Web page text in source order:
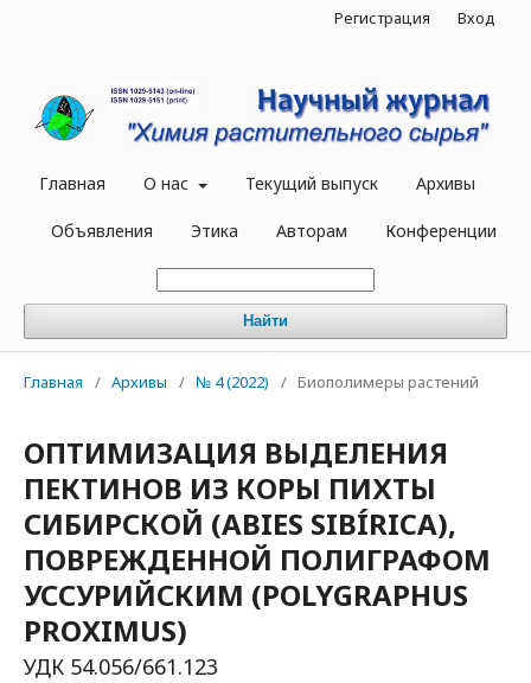
Главная О нас Текущий выпуск Архивы
Объявления Этика Авторам Конференции
Найти
Регистрация Вход
Главная / Архивы / № 4 (2022) / Биополимеры растений
ОПТИМИЗАЦИЯ ВЫДЕЛЕНИЯ
ПЕКТИНОВ ИЗ КОРЫ ПИХТЫ
СИБИРСКОЙ (ABIES SIBÍRICA),
ПОВРЕЖДЕННОЙ ПОЛИГРАФОМ
УССУРИЙСКИМ (POLYGRAPHUS
PROXIMUS)
УДК 54.056/661.123